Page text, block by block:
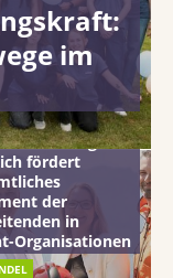
im
leben tag: dm
fördert
der
in
Organisationen